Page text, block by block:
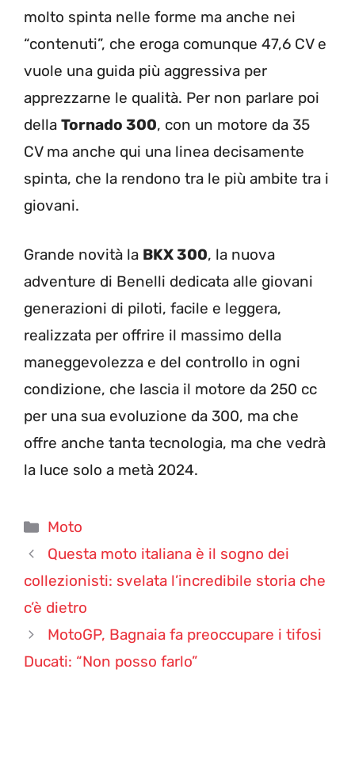
molto spinta nelle forme ma anche nei
“contenuti”, che eroga comunque 47,6 CV e
vuole una guida più aggressiva per
apprezzarne le qualità. Per non parlare poi
della Tornado 300, con un motore da 35
CV ma anche qui una linea decisamente
spinta, che la rendono tra le più ambite tra i
giovani.
Grande novità la BKX 300, la nuova
adventure di Benelli dedicata alle giovani
generazioni di piloti, facile e leggera,
realizzata per offrire il massimo della
maneggevolezza e del controllo in ogni
condizione, che lascia il motore da 250 cc
per una sua evoluzione da 300, ma che
offre anche tanta tecnologia, ma che vedrà
la luce solo a metà 2024.
Categorie
Moto
Questa moto italiana è il sogno dei
collezionisti: svelata l’incredibile storia che
c’è dietro
MotoGP, Bagnaia fa preoccupare i tifosi
Ducati: “Non posso farlo”